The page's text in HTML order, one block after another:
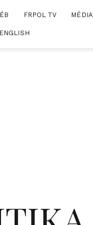
FRPOL TV MÉDIA
ENGLISH